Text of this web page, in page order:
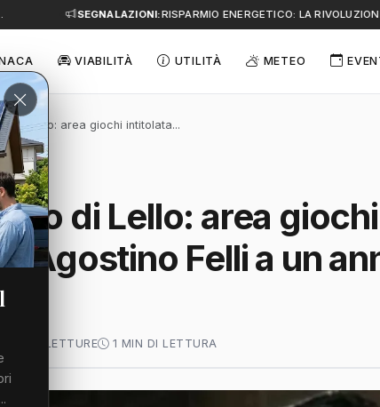
SEGNALAZIONI:RISPARMIO ENERGETICO: LA RIVOLUZIONE
VIABILITÀ UTILITÀ METEO
di Lello: area giochi intitolata...
di Lello: area giochi
Agostino Felli a un
54 LETTURE 1 MIN DI LETTURA